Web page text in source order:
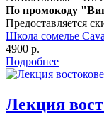
По промокоду
Предоставляется
Школа сомелье
4900 р.
Подробнее
Лекция